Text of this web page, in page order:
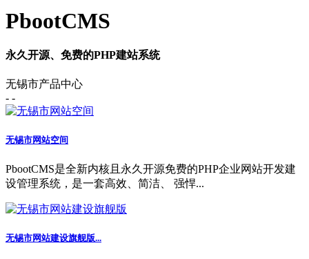
PbootCMS
永久开源、免费的PHP建站系统
无锡市产品中心
- -
无锡市网站空间
PbootCMS是全新内核且永久开源免费的PHP企业网站开发建
设管理系统，是一套高效、简洁、 强悍...
无锡市网站建设旗舰版...